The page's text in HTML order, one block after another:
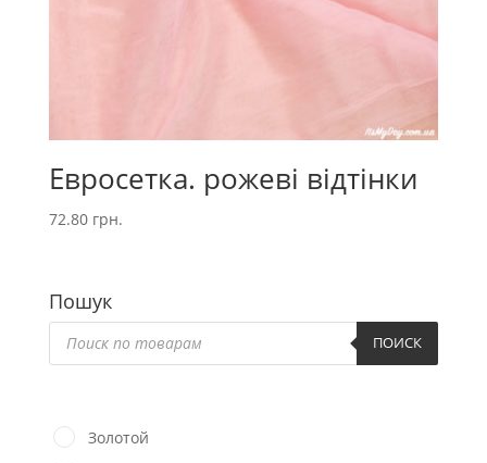
Евросетка. рожеві відтінки
72.80 грн.
Пошук
Пошук
товарів ПОИСК
Золотой